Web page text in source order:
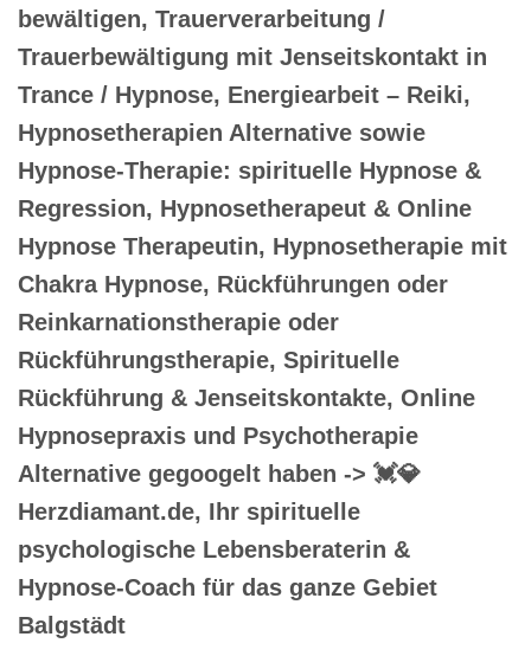
bewältigen, Trauerverarbeitung /
Trauerbewältigung mit Jenseitskontakt in
Trance / Hypnose, Energiearbeit – Reiki,
Hypnosetherapien Alternative sowie
Hypnose-Therapie: spirituelle Hypnose &
Regression, Hypnosetherapeut & Online
Hypnose Therapeutin, Hypnosetherapie mit
Chakra Hypnose, Rückführungen oder
Reinkarnationstherapie oder
Rückführungstherapie, Spirituelle
Rückführung & Jenseitskontakte, Online
Hypnosepraxis und Psychotherapie
Alternative gegoogelt haben -> 💓️💎
Herzdiamant.de, Ihr spirituelle
psychologische Lebensberaterin &
Hypnose-Coach für das ganze Gebiet
Balgstädt